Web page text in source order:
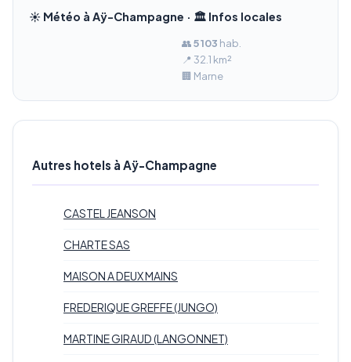
☀️ Météo à Aÿ-Champagne · 🏛️ Infos locales
👥5 103 hab.
📍 32.1 km²
🏢 Marne
Autres hotels à Aÿ-Champagne
CASTEL JEANSON
CHARTE SAS
MAISON A DEUX MAINS
FREDERIQUE GREFFE (JUNGO)
MARTINE GIRAUD (LANGONNET)